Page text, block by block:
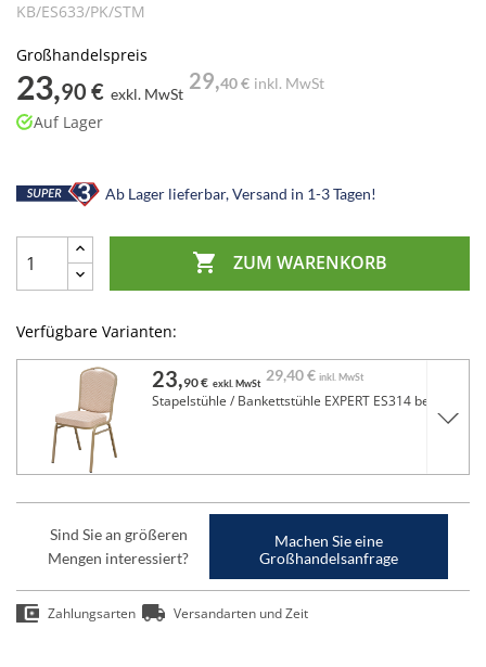
KB/ES633/PK/STM
Großhandelspreis
23,90 € exkl. MwSt
29,40 € inkl. MwSt
Auf Lager
Ab Lager lieferbar, Versand in 1-3 Tagen!
 ZUM WARENKORB
Verfügbare Varianten:
23,90 € exkl. MwSt 29,40 € inkl. MwSt
Stapelstühle / Bankettstühle EXPERT ES314 beige
Sind Sie an größeren
Mengen interessiert?
Machen Sie eine
Großhandelsanfrage
Zahlungsarten Versandarten und Zeit